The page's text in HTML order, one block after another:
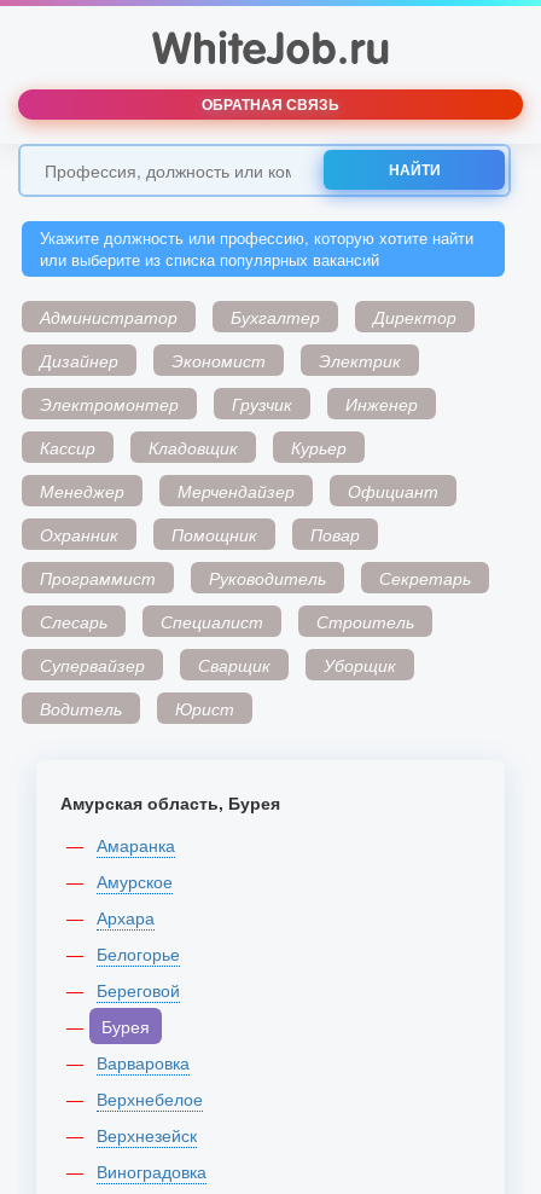
ОБРАТНАЯ СВЯЗЬ
НАЙТИ
Укажите должность или профессию, которую хотите найти
или выберите из списка популярных вакансий
Администратор Бухгалтер
Директор
Дизайнер
Экономист
Электрик
Электромонтер
Грузчик
Инженер
Кассир
Кладовщик
Курьер
Менеджер
Мерчендайзер
Официант
Охранник
Помощник
Повар
Программист
Руководитель
Секретарь
Слесарь
Специалист
Строитель
Супервайзер
Сварщик
Уборщик
Водитель
Юрист
Амурская область, Бурея
Амаранка
Амурское
Архара
Белогорье
Береговой
Бурея
Варваровка
Верхнебелое
Верхнезейск
Виноградовка